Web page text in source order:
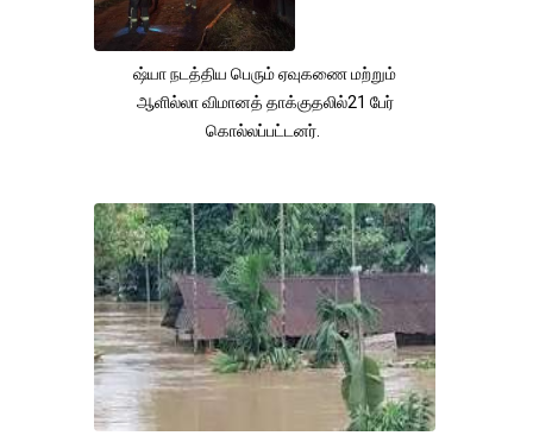
ஷ்யா நடத்திய பெரும் ஏவுகணை மற்றும்
ஆளில்லா விமானத் தாக்குதலில்21 பேர்
கொல்லப்பட்டனர்.